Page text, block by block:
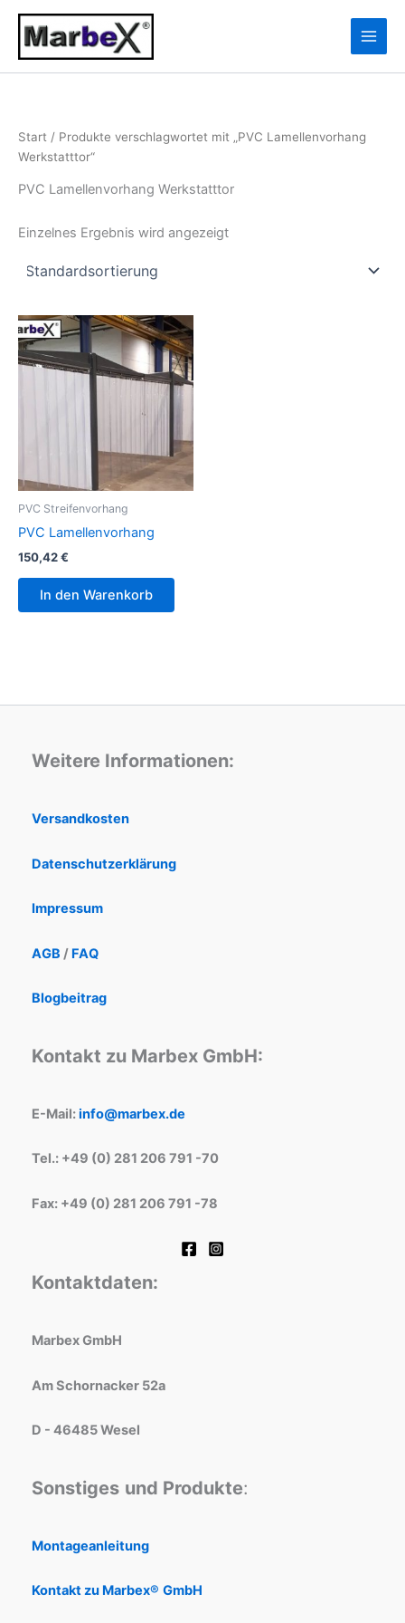
Zum
Inhalt
springen
Start / Produkte verschlagwortet mit „PVC Lamellenvorhang
Werkstatttor“
PVC Lamellenvorhang Werkstatttor
Einzelnes Ergebnis wird angezeigt
PVC Streifenvorhang
PVC Lamellenvorhang
150,42€
In den Warenkorb
Weitere Informationen:
Versandkosten
Datenschutzerklärung
Impressum
AGB / FAQ
Blogbeitrag
Kontakt zu Marbex GmbH:
E-Mail:info@marbex.de
Tel.: +49 (0) 281 206 791 -70
Fax: +49 (0) 281 206 791 -78
Kontaktdaten:
Marbex GmbH
Am Schornacker 52a
D - 46485 Wesel
Sonstiges und Produkte:
Montageanleitung
Kontakt zu Marbex® GmbH